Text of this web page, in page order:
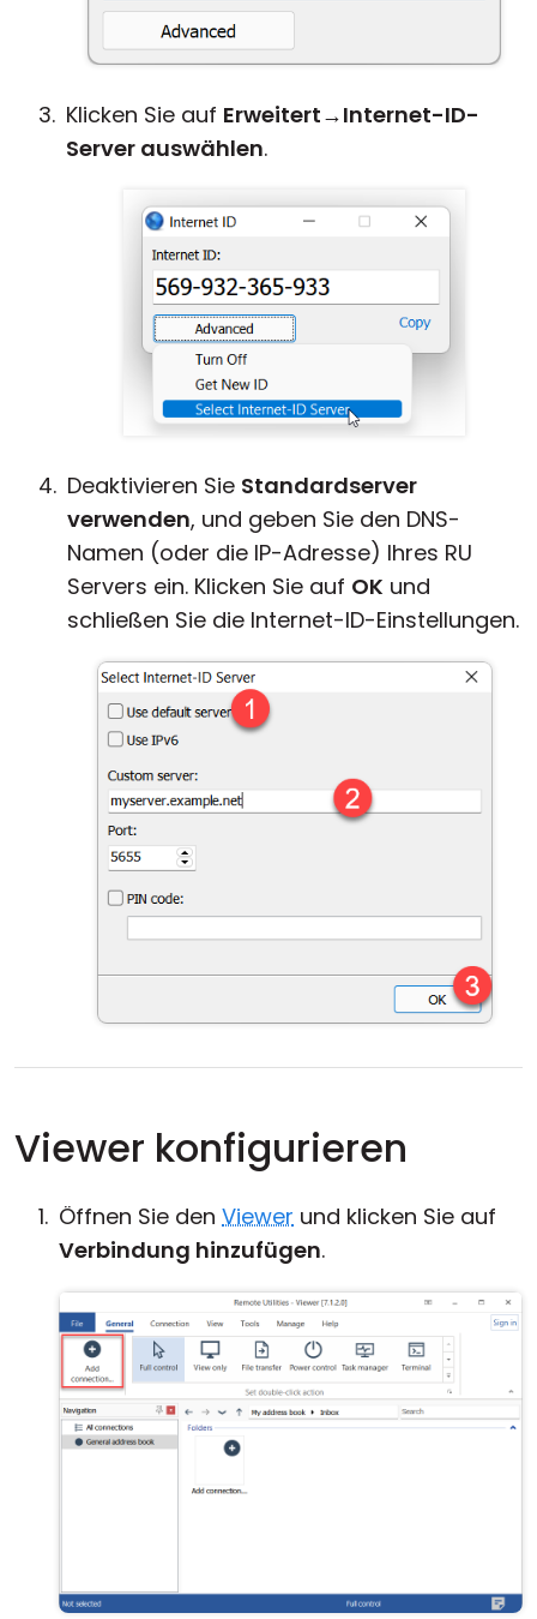
Klicken Sie auf Erweitert→Internet-ID-
Server auswählen.
Deaktivieren Sie Standardserver
verwenden, und geben Sie den DNS-
Namen (oder die IP-Adresse) Ihres RU
Servers ein. Klicken Sie auf OK und
schließen Sie die Internet-ID-Einstellungen.
Viewer konfigurieren
Öffnen Sie den Viewer und klicken Sie auf
Verbindung hinzufügen.